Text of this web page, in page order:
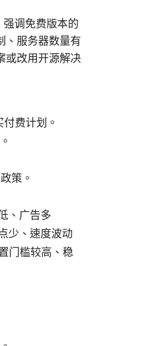
调免费版本的
、服务器数量有
或改用开源解决
费计划。
策。
、广告多
少、速度波动
门槛较高、稳